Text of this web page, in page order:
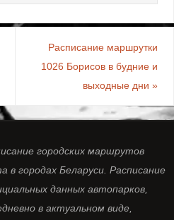
Расписание маршрутки
1026 Борисов в будние и
выходные дни»
городских маршрутов
городах Беларуси. Расписание
данных автопарков,
в актуальном виде,